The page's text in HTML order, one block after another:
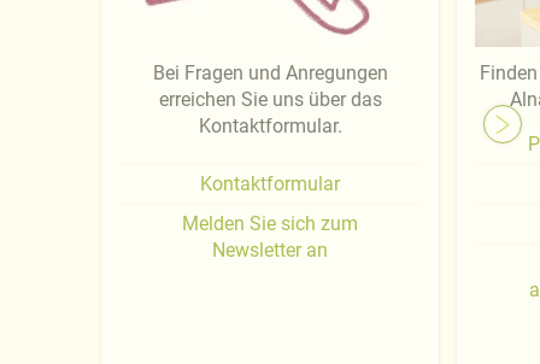
Bei Fragen und Anregungen
erreichen Sie uns über das
Kontaktformular.
Kontaktformular
Melden Sie sich zum
Newsletter an